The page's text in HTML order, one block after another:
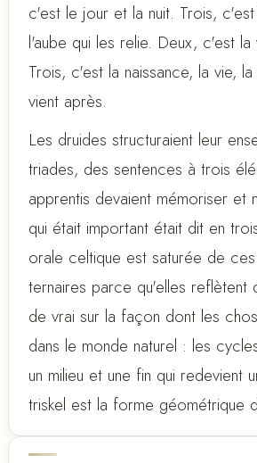
c'est le jour et la nuit. Trois,
l'aube qui les relie. Deux, c'est
Trois, c'est la naissance, la vie,
vient après.
Les druides structuraient leur
triades, des sentences à trois
apprentis devaient mémoriser et
qui était important était dit en
orale celtique est saturée de
ternaires parce qu'elles reflètent
de vrai sur la façon dont les
dans le monde naturel : les
un milieu et une fin qui redevient
triskel est la forme géométrique